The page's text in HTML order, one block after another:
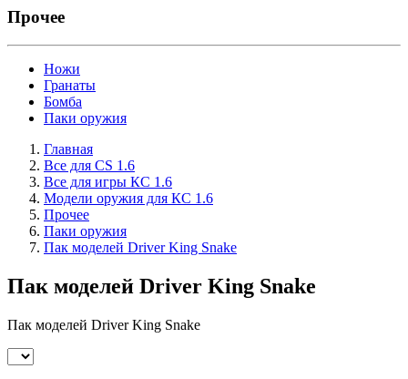
Прочее
Ножи
Гранаты
Бомба
Паки оружия
Главная
Все для CS 1.6
Все для игры КС 1.6
Модели оружия для КС 1.6
Прочее
Паки оружия
Пак моделей Driver King Snake
Пак моделей Driver King Snake
Пак моделей Driver King Snake